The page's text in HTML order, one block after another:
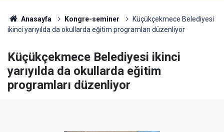
Anasayfa Kongre-seminer
Küçükçekmece Belediyesi
ikinci yarıyılda da okullarda eğitim programları düzenliyor
Küçükçekmece Belediyesi ikinci
yarıyılda da okullarda eğitim
programları düzenliyor